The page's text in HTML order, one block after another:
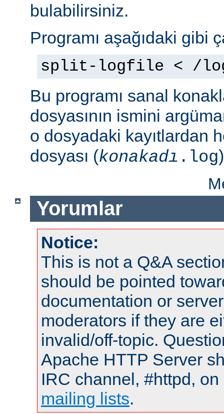
bulabilirsiniz.
Programı aşağıdaki gibi
split-logfile < /
Bu programı sanal
dosyasının ismini
o dosyadaki kayıtlardan
dosyası (konakadı .log
Yorumlar
Notice:
This is not a Q&A
should be pointed
documentation or
moderators if they are
invalid/off-topic.
Apache HTTP Server
IRC channel, #httpd,
mailing lists.